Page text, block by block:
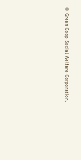
©
Green Coop Social Welfare Corporation.